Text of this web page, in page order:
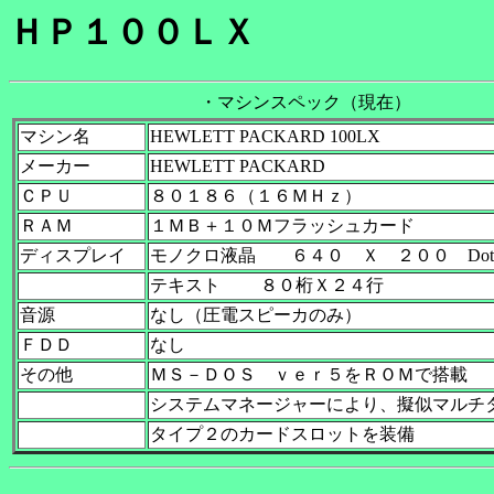
ＨＰ１００ＬＸ
・マシンスペック（現在）
マシン名
HEWLETT PACKARD 100LX
メーカー
HEWLETT PACKARD
ＣＰＵ
８０１８６（１６ＭＨｚ）
ＲＡＭ
１ＭＢ＋１０Ｍフラッシュカード
ディスプレイ
モノクロ液晶 ６４０ Ｘ ２００ Dot
テキスト ８０桁Ｘ２４行
音源
なし（圧電スピーカのみ）
ＦＤＤ
なし
その他
ＭＳ－ＤＯＳ ｖｅｒ５をＲＯＭで搭載
システムマネージャーにより、擬似マルチ
タイプ２のカードスロットを装備